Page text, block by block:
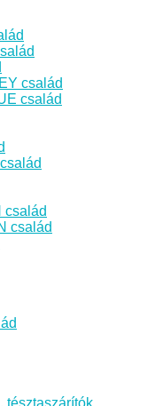
család
család
család
család
tésztaszárítók